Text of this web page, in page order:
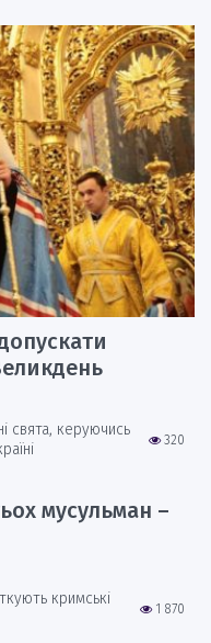
320
свята, керуючись
мусульман –
1 870
кримські